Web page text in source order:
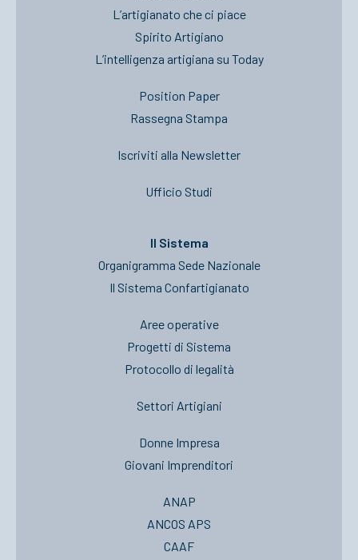
L’artigianato che ci piace
Spirito Artigiano
L’intelligenza artigiana su Today
Position Paper
Rassegna Stampa
Iscriviti alla Newsletter
Ufficio Studi
Il Sistema
Organigramma Sede Nazionale
Il Sistema Confartigianato
Aree operative
Progetti di Sistema
Protocollo di legalità
Settori Artigiani
Donne Impresa
Giovani Imprenditori
ANAP
ANCOS APS
CAAF